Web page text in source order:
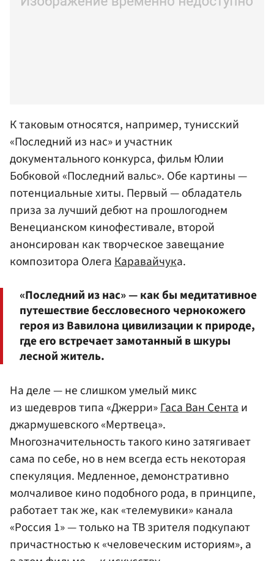
К таковым относятся, например, тунисский
«Последний из нас» и участник
документального конкурса, фильм Юлии
Бобковой «Последний вальс». Обе картины —
потенциальные хиты. Первый — обладатель
приза за лучший дебют на прошлогоднем
Венецианском кинофестивале, второй
анонсирован как творческое завещание
композитора ОлегаКаравайчука.
«Последний из нас» — как бы медитативное
путешествие бессловесного чернокожего
героя из Вавилона цивилизации к природе,
где его встречает замотанный в шкуры
лесной житель.
На деле — не слишком умелый микс
из шедевров типа «Джерри»Гаса Ван Сентаи
джармушевского «Мертвеца».
Многозначительность такого кино затягивает
сама по себе, но в нем всегда есть некоторая
спекуляция. Медленное, демонстративно
молчаливое кино подобного рода, в принципе,
работает так же, как «телемувики» канала
«Россия 1» — только на ТВ зрителя подкупают
причастностью к «человеческим историям», а